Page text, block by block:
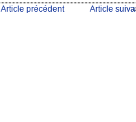
Article précédent Article